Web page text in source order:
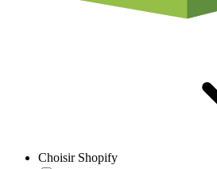
Choisir Shopify